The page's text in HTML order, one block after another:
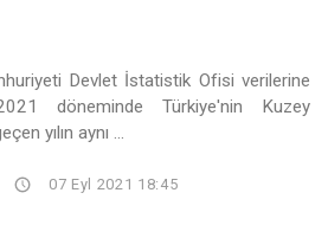
Devlet İstatistik Ofisi verilerine
döneminde Türkiye'nin Kuzey
yılın aynı ...
07 Eyl 2021 18:45